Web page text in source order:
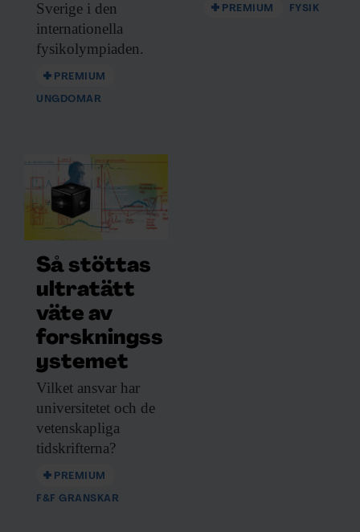
Dessa kan i sin tur kombinera informationen med annan
information som du har tillhandahållit eller som de har
samlat in när du har använt deras tjänster.
Sverige i den
internationella
fysikolympiaden.
PREMIUM
UNGDOMAR
PREMIUM FYSIK
Så stöttas
ultratätt
väte av
forskningss
ystemet
Vilket ansvar har
universitetet och de
vetenskapliga
tidskrifterna?
PREMIUM
F&F GRANSKAR